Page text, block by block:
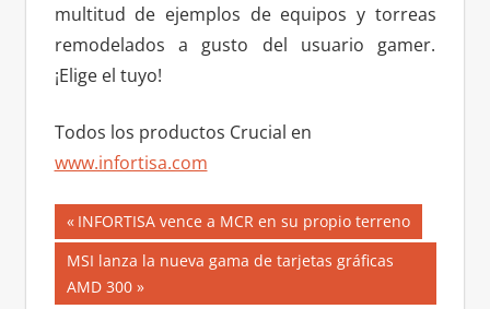
multitud de ejemplos de equipos y torreas
remodelados a gusto del usuario gamer.
¡Elige el tuyo!
Todos los productos Crucial en
www.infortisa.com
Navegación
de
Entrada
anterior:
INFORTISA vence a MCR en su propio terreno
Siguiente
entrada:
MSI lanza la nueva gama de tarjetas gráficas
AMD 300